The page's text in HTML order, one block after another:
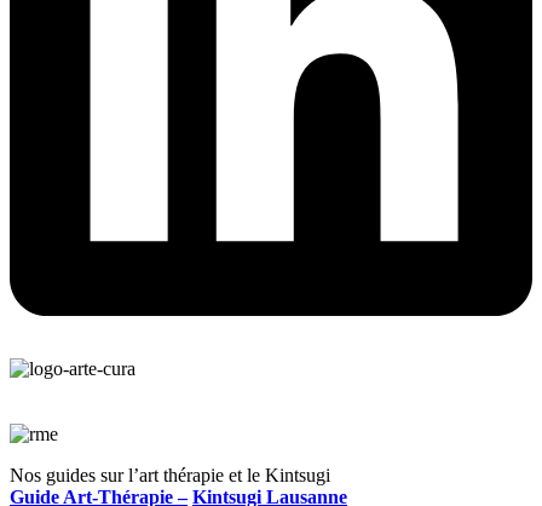
Nos guides sur l’art thérapie et le Kintsugi
Guide Art-Thérapie – Kintsugi Lausanne